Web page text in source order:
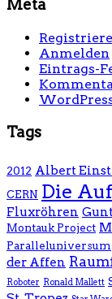
Meta
Anmelden
Eintrags-
Tags
2012 Albert
CERN Die
Fluxröhren
Montauk Project
Paralleluniversum
der Affen
Roboter Ronald Mallett